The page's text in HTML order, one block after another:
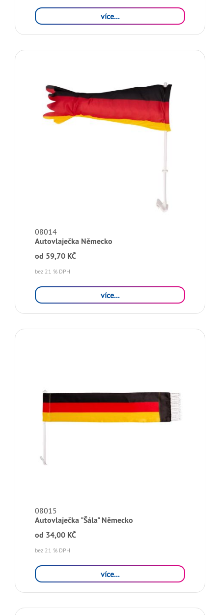
více...
08014
Autovlaječka Německo
od 59,70 KČ
bez 21 % DPH
více...
08015
Autovlaječka "Šála" Německo
od 34,00 KČ
bez 21 % DPH
více...